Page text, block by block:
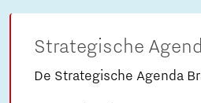
Strategische
De Strategische Agenda